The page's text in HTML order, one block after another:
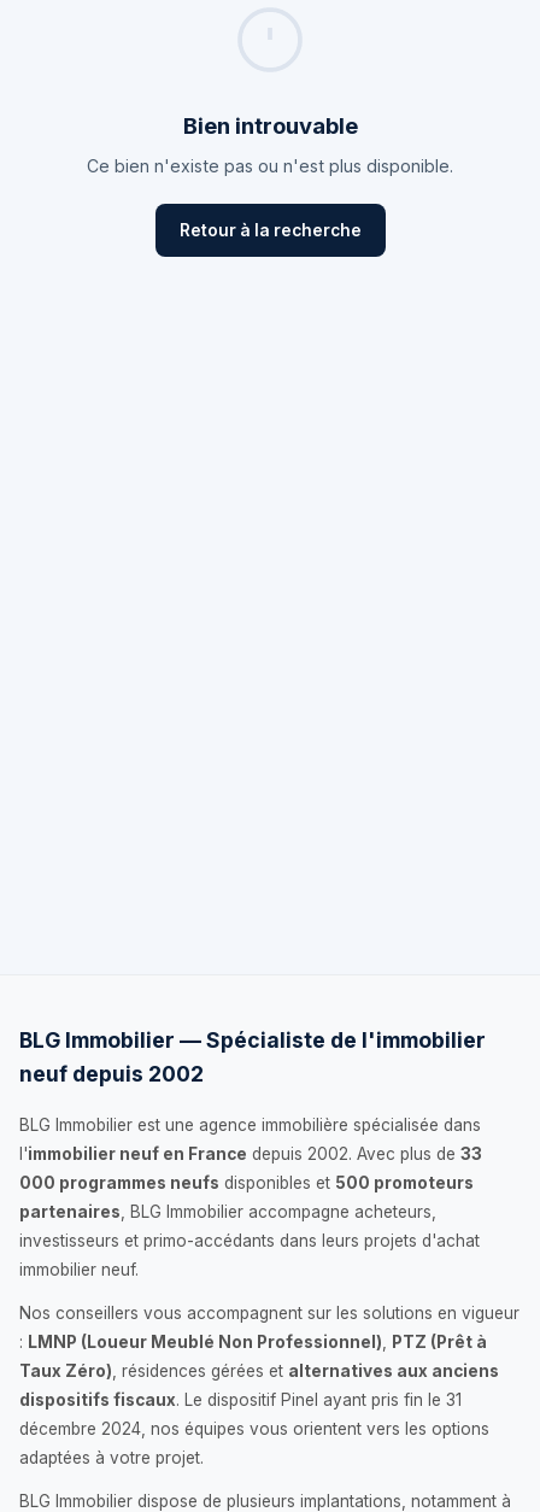
Bien introuvable
Ce bien n'existe pas ou n'est plus disponible.
Retour à la recherche
BLG Immobilier — Spécialiste de l'immobilier
neuf depuis 2002
BLG Immobilier est une agence immobilière spécialisée dans
l'immobilier neuf en France depuis 2002. Avec plus de 33
000 programmes neufs disponibles et 500 promoteurs
partenaires , BLG Immobilier accompagne acheteurs,
investisseurs et primo-accédants dans leurs projets d'achat
immobilier neuf.
Nos conseillers vous accompagnent sur les solutions en vigueur
: LMNP (Loueur Meublé Non Professionnel)
PTZ (Prêt à
Taux Zéro) , résidences gérées et alternatives aux anciens
dispositifs fiscaux. Le dispositif Pinel ayant pris fin le 31
décembre 2024, nos équipes vous orientent vers les options
adaptées à votre projet.
BLG Immobilier dispose de plusieurs implantations, notamment à